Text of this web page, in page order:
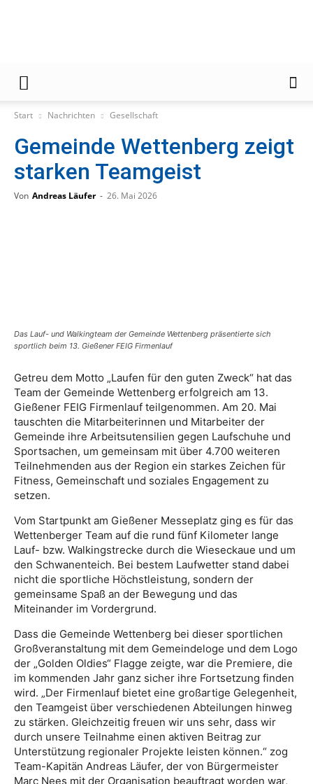
Zeitung
Start Nachrichten Gesellschaft
Gemeinde Wettenberg zeigt
starken Teamgeist
Von Andreas Läufer - 26. Mai 2026
Das Lauf- und Walkingteam der Gemeinde Wettenberg präsentierte sich
sportlich beim 13. Gießener FEIG Firmenlauf
Getreu dem Motto „Laufen für den guten Zweck“ hat das
Team der Gemeinde Wettenberg erfolgreich am 13.
Gießener FEIG Firmenlauf teilgenommen. Am 20. Mai
tauschten die Mitarbeiterinnen und Mitarbeiter der
Gemeinde ihre Arbeitsutensilien gegen Laufschuhe und
Sportsachen, um gemeinsam mit über 4.700 weiteren
Teilnehmenden aus der Region ein starkes Zeichen für
Fitness, Gemeinschaft und soziales Engagement zu
setzen.
Vom Startpunkt am Gießener Messeplatz ging es für das
Wettenberger Team auf die rund fünf Kilometer lange
Lauf- bzw. Walkingstrecke durch die Wieseckaue und um
den Schwanenteich. Bei bestem Laufwetter stand dabei
nicht die sportliche Höchstleistung, sondern der
gemeinsame Spaß an der Bewegung und das
Miteinander im Vordergrund.
Dass die Gemeinde Wettenberg bei dieser sportlichen
Großveranstaltung mit dem Gemeindeloge und dem Logo
der „Golden Oldies“ Flagge zeigte, war die Premiere, die
im kommenden Jahr ganz sicher ihre Fortsetzung finden
wird. „Der Firmenlauf bietet eine großartige Gelegenheit,
den Teamgeist über verschiedenen Abteilungen hinweg
zu stärken. Gleichzeitig freuen wir uns sehr, dass wir
durch unsere Teilnahme einen aktiven Beitrag zur
Unterstützung regionaler Projekte leisten können.“ zog
Team-Kapitän Andreas Läufer, der von Bürgermeister
Marc Nees mit der Organisation beauftragt worden war,